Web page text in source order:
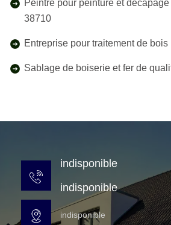
Peintre pour peinture et
38710
Entreprise pour traitement de
Sablage de boiserie et fer de
indisponible
indisponible
indisponible